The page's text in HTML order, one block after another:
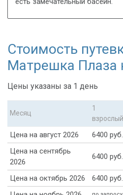
Стоимость
Матрешка Плаза
Цены указаны за 1 день
Месяц
1
взрослый
Цена на август 2026 6400 руб.
Цена на сентябрь
2026
6400 руб.
Цена на октябрь 2026 6400 руб.